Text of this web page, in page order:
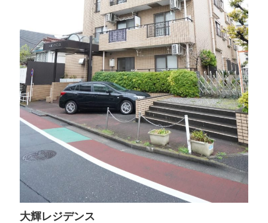
大輝レジデンス